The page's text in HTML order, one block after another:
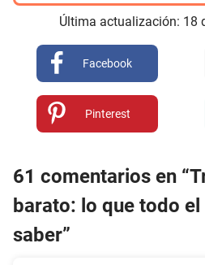
Última actualización: 18
Facebook
Pinterest
61 comentarios en
barato: lo que todo
saber”